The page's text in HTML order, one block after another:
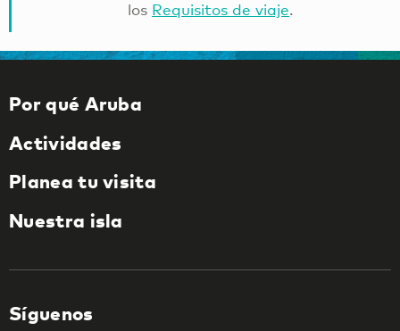
los Requisitos de viaje.
Por qué Aruba
Actividades
Planea tu visita
Nuestra isla
Síguenos